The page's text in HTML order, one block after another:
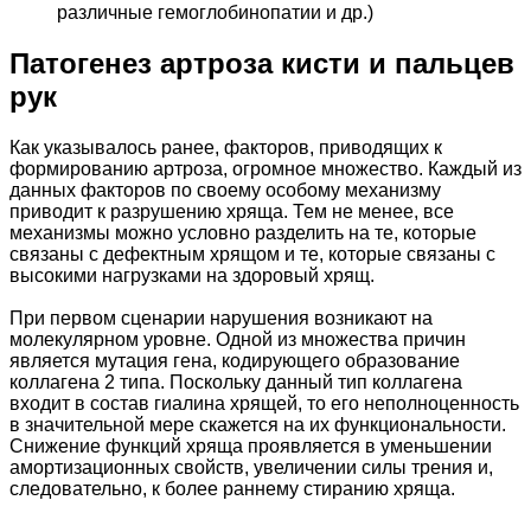
различные гемоглобинопатии и др.)
Патогенез артроза кисти и пальцев
рук
Как указывалось ранее, факторов, приводящих к
формированию артроза, огромное множество. Каждый из
данных факторов по своему особому механизму
приводит к разрушению хряща. Тем не менее, все
механизмы можно условно разделить на те, которые
связаны с дефектным хрящом и те, которые связаны с
высокими нагрузками на здоровый хрящ.
При первом сценарии нарушения возникают на
молекулярном уровне. Одной из множества причин
является мутация гена, кодирующего образование
коллагена 2 типа. Поскольку данный тип коллагена
входит в состав гиалина хрящей, то его неполноценность
в значительной мере скажется на их функциональности.
Снижение функций хряща проявляется в уменьшении
амортизационных свойств, увеличении силы трения и,
следовательно, к более раннему стиранию хряща.